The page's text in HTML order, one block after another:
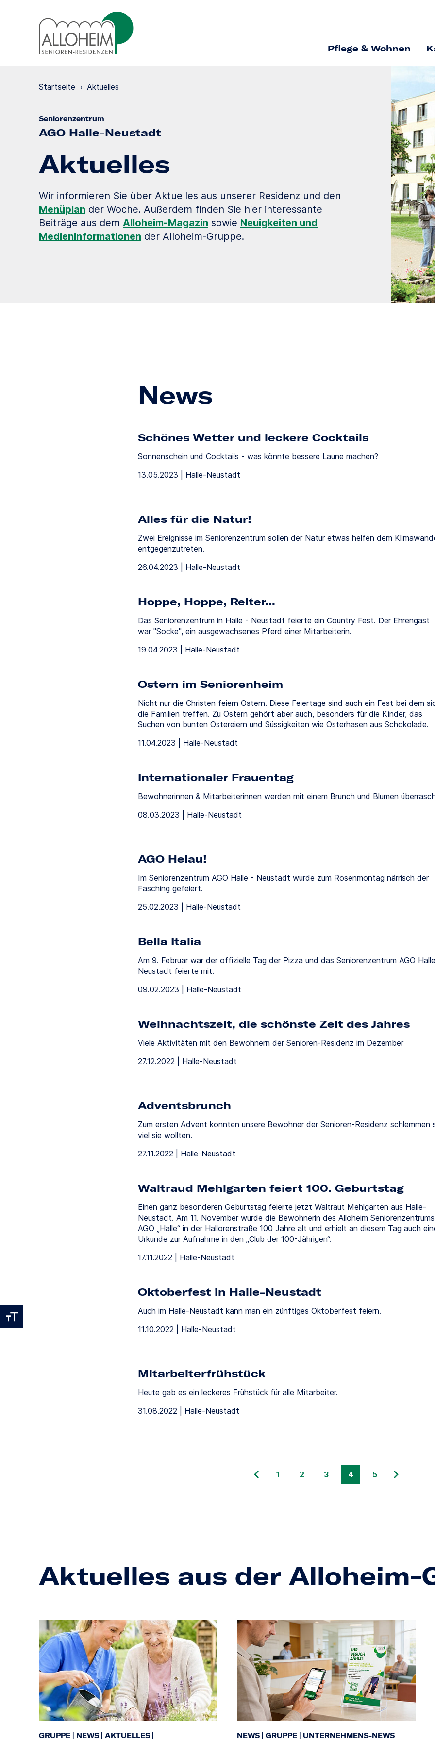
Pflege & Wohnen
Startseite › Aktuelles
Seniorenzentrum
AGO Halle-Neustadt
Aktuelles
Wir informieren Sie über Aktuelles aus unserer Residenz und den
Menüplan der Woche. Außerdem finden Sie hier interessante
Beiträge aus dem Alloheim-Magazin sowie Neuigkeiten und
Medieninformationen der Alloheim-Gruppe.
News
Schönes Wetter und leckere Cocktails
Sonnenschein und Cocktails - was könnte bessere Laune machen?
13.05.2023 | Halle-Neustadt
Alles für die Natur!
Zwei Ereignisse im Seniorenzentrum sollen der Natur etwas helfen dem
entgegenzutreten.
26.04.2023 | Halle-Neustadt
Hoppe, Hoppe, Reiter...
Das Seniorenzentrum in Halle - Neustadt feierte ein Country Fest. Der Ehrengast
war "Socke", ein ausgewachsenes Pferd einer Mitarbeiterin.
19.04.2023 | Halle-Neustadt
Ostern im Seniorenheim
Nicht nur die Christen feiern Ostern. Diese Feiertage sind auch ein Fest bei dem
die Familien treffen. Zu Ostern gehört aber auch, besonders für die Kinder, das
Suchen von bunten Ostereiern und Süssigkeiten wie Osterhasen aus Schokolade.
11.04.2023 | Halle-Neustadt
Internationaler Frauentag
Bewohnerinnen & Mitarbeiterinnen werden mit einem Brunch und Blumen
08.03.2023 | Halle-Neustadt
AGO Helau!
Im Seniorenzentrum AGO Halle - Neustadt wurde zum Rosenmontag närrisch der
Fasching gefeiert.
25.02.2023 | Halle-Neustadt
Bella Italia
Am 9. Februar war der offizielle Tag der Pizza und das Seniorenzentrum AGO
Neustadt feierte mit.
09.02.2023 | Halle-Neustadt
Weihnachtszeit, die schönste Zeit des Jahres
Viele Aktivitäten mit den Bewohnern der Senioren-Residenz im Dezember
27.12.2022 | Halle-Neustadt
Adventsbrunch
Zum ersten Advent konnten unsere Bewohner der Senioren-Residenz schlemmen
viel sie wollten.
27.11.2022 | Halle-Neustadt
Waltraud Mehlgarten feiert 100. Geburtstag
Einen ganz besonderen Geburtstag feierte jetzt Waltraut Mehlgarten aus Halle-
Neustadt. Am 11. November wurde die Bewohnerin des Alloheim Seniorenzentrums
AGO „Halle“ in der Hallorenstraße 100 Jahre alt und erhielt an diesem Tag auch
Urkunde zur Aufnahme in den „Club der 100-Jährigen“.
17.11.2022 | Halle-Neustadt
Oktoberfest in Halle-Neustadt
Auch im Halle-Neustadt kann man ein zünftiges Oktoberfest feiern.
11.10.2022 | Halle-Neustadt
Mitarbeiterfrühstück
Heute gab es ein leckeres Frühstück für alle Mitarbeiter.
31.08.2022 | Halle-Neustadt
1 2 3 4 5
Aktuelles aus der Alloheim-
GRUPPE NEWS AKTUELLES NEWS GRUPPE UNTERNEHMENS-NEWS